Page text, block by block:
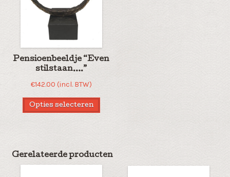
Pensioenbeeldje “Even
stilstaan….”
€142.00 (incl. BTW)
Opties selecteren
Gerelateerde producten